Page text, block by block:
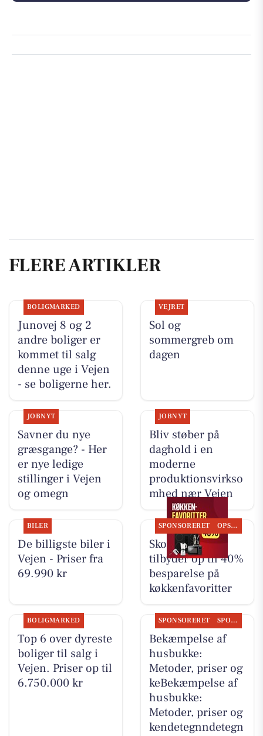
FLERE ARTIKLER
BOLIGMARKED
Junovej 8 og 2
andre boliger er
kommet til salg
denne uge i Vejen
- se boligerne her.
VEJRET
Sol og
sommergreb om
dagen
JOBNYT
Savner du nye
græsgange? - Her
er nye ledige
stillinger i Vejen
og omegn
JOBNYT
Bliv støber på
daghold i en
moderne
produktionsvirkso
mhed nær Vejen
BILER
De billigste biler i
Vejen - Priser fra
69.990 kr
SPONSORERET OPSLAGSTAVLEN
Skousen Vejen
tilbyder op til 40%
besparelse på
køkkenfavoritter
BOLIGMARKED
Top 6 over dyreste
boliger til salg i
Vejen. Priser op til
6.750.000 kr
SPONSORERET SPONSORERET INDHOLD
Bekæmpelse af
husbukke:
Metoder, priser og
keBekæmpelse af
husbukke:
Metoder, priser og
kendetegnndetegn